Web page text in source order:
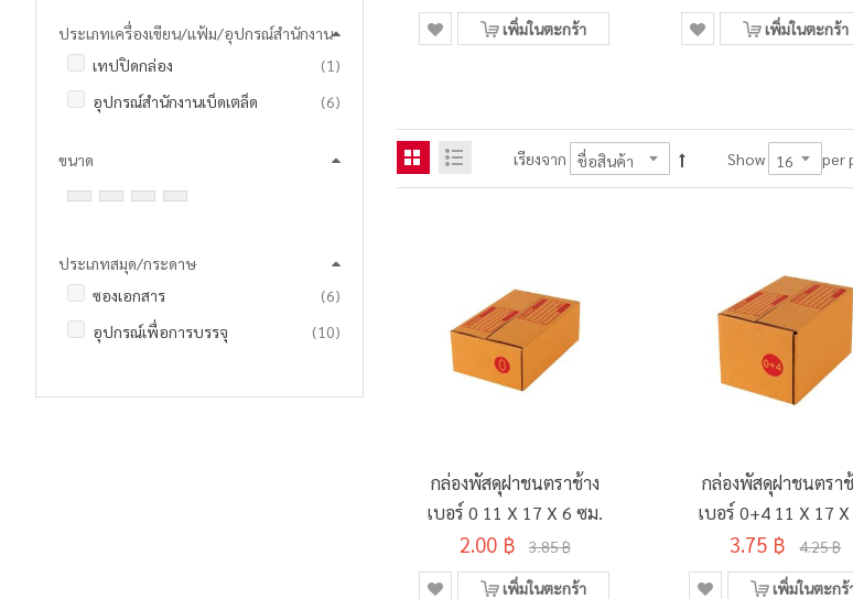
เพิ่มในตะกร้า เพิ่มในตะกร้า
เรียงจาก Show per
กล่องพัสดุฝาชนตราช้าง
เบอร์ 0 11 X 17 X 6 ซม.
2.00 ฿ 3.85 ฿
เพิ่มในตะกร้า
กล่องพัสดุฝาชนตรา
เบอร์ 0+4 11 X 17 X
ซม.
3.75 ฿ 4.25 ฿
เพิ่มในตะกร้
ประเภทเครื่องเขียน/แฟ้ม/อุปกรณ์สำนักงาน
เทปปิดกล่อง
1 ชิ้น
อุปกรณ์สำนักงานเบ็ดเตล็ด
6รายการ
ขนาด
ประเภทสมุด/กระดาษ
ซองเอกสาร
6รายการ
อุปกรณ์เพื่อการบรรจุ
10รายการ